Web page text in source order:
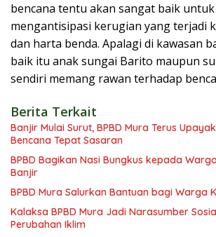
bencana tentu akan sangat baik
mengantisipasi kerugian yang terjadi
dan harta benda. Apalagi di kawasan
baik itu anak sungai Barito maupun
sendiri memang rawan terhadap
Berita Terkait
Banjir Mulai Surut, BPBD Mura Terus
Bencana Tepat Sasaran
BPBD Bagikan Nasi Bungkus kepada
Banjir
BPBD Mura Salurkan Bantuan bagi Warga
Kalaksa BPBD Mura Jadi Narasumber
Perubahan Iklim